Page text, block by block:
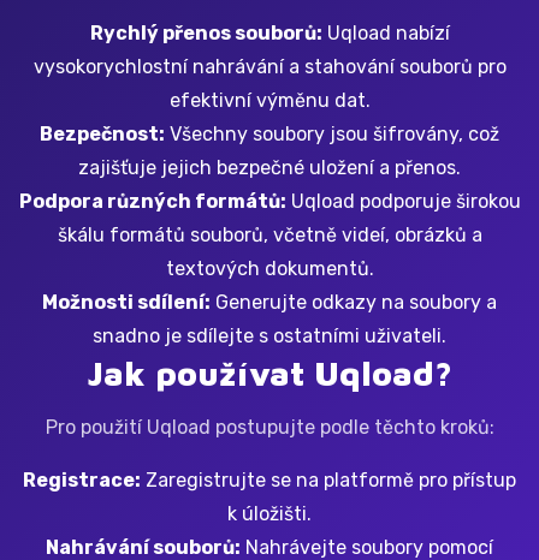
Rychlý přenos souborů: Uqload nabízí
vysokorychlostní nahrávání a stahování souborů pro
efektivní výměnu dat.
Bezpečnost: Všechny soubory jsou šifrovány, což
zajišťuje jejich bezpečné uložení a přenos.
Podpora různých formátů: Uqload podporuje širokou
škálu formátů souborů, včetně videí, obrázků a
textových dokumentů.
Možnosti sdílení: Generujte odkazy na soubory a
snadno je sdílejte s ostatními uživateli.
Jak používat Uqload?
Pro použití Uqload postupujte podle těchto kroků:
Registrace: Zaregistrujte se na platformě pro přístup
k úložišti.
Nahrávání souborů: Nahrávejte soubory pomocí